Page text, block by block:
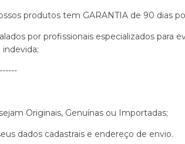
produtos tem GARANTIA de 90 dias
por profissionais especializados para
Originais, Genuínas ou Importadas;
dados cadastrais e endereço de envio.